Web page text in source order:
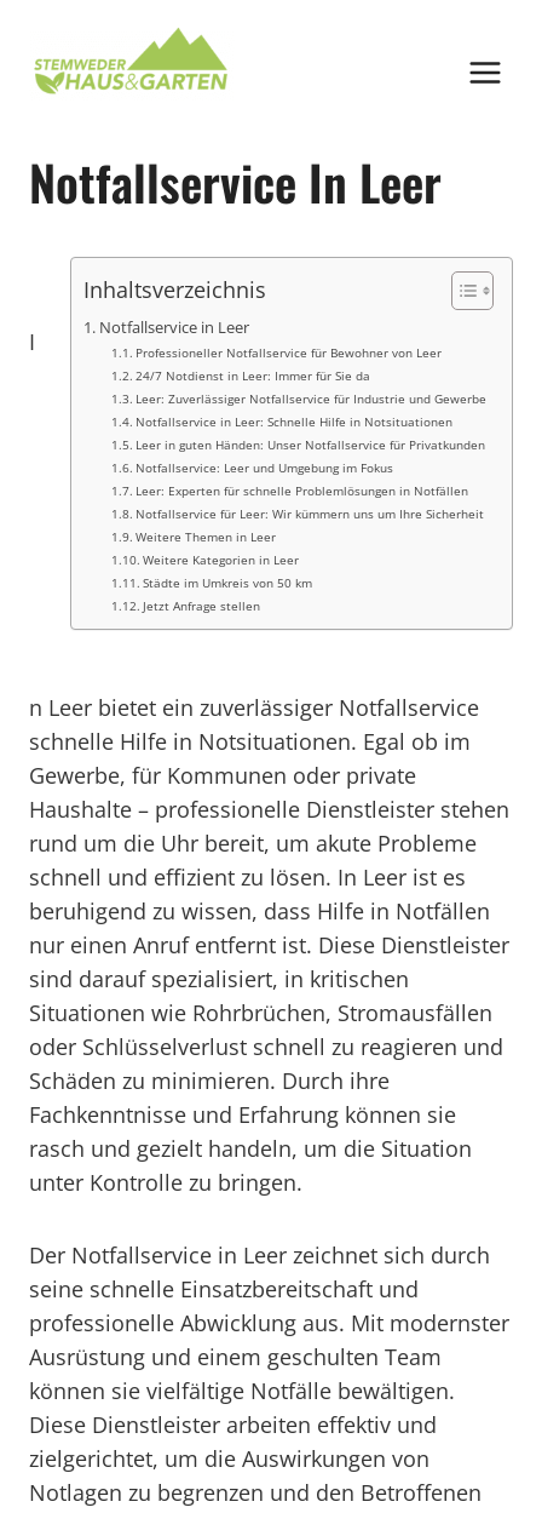
springen
Notfallservice In Leer
Inhaltsverzeichnis
Notfallservice in Leer
Professioneller Notfallservice für Bewohner von Leer
24/7 Notdienst in Leer: Immer für Sie da
Leer: Zuverlässiger Notfallservice für Industrie und Gewerbe
Notfallservice in Leer: Schnelle Hilfe in Notsituationen
Leer in guten Händen: Unser Notfallservice für Privatkunden
Notfallservice: Leer und Umgebung im Fokus
Leer: Experten für schnelle Problemlösungen in Notfällen
Notfallservice für Leer: Wir kümmern uns um Ihre Sicherheit
Weitere Themen in Leer
Weitere Kategorien in Leer
Städte im Umkreis von 50 km
Jetzt Anfrage stellen
I
n Leer bietet ein zuverlässiger Notfallservice
schnelle Hilfe in Notsituationen. Egal ob im
Gewerbe, für Kommunen oder private
Haushalte – professionelle Dienstleister stehen
rund um die Uhr bereit, um akute Probleme
schnell und effizient zu lösen. In Leer ist es
beruhigend zu wissen, dass Hilfe in Notfällen
nur einen Anruf entfernt ist. Diese Dienstleister
sind darauf spezialisiert, in kritischen
Situationen wie Rohrbrüchen, Stromausfällen
oder Schlüsselverlust schnell zu reagieren und
Schäden zu minimieren. Durch ihre
Fachkenntnisse und Erfahrung können sie
rasch und gezielt handeln, um die Situation
unter Kontrolle zu bringen.
Der Notfallservice in Leer zeichnet sich durch
seine schnelle Einsatzbereitschaft und
professionelle Abwicklung aus. Mit modernster
Ausrüstung und einem geschulten Team
können sie vielfältige Notfälle bewältigen.
Diese Dienstleister arbeiten effektiv und
zielgerichtet, um die Auswirkungen von
Notlagen zu begrenzen und den Betroffenen